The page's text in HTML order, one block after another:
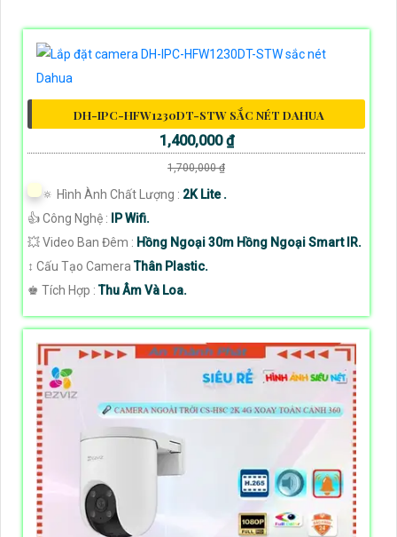
DH-IPC-HFW1230DT-STW SẮC NÉT DAHUA
1,400,000 ₫
1,700,000 ₫
🔅 Hình Ành Chất Lượng : 2K Lite .
👍 Công Nghệ :
IP Wifi.
💥 Video Ban Đêm : Hồng Ngoại 30m Hồng Ngoại Smart IR.
↕️ Cấu Tạo CameraThân Plastic.
️♚ Tích Hợp :Thu Âm Và Loa.